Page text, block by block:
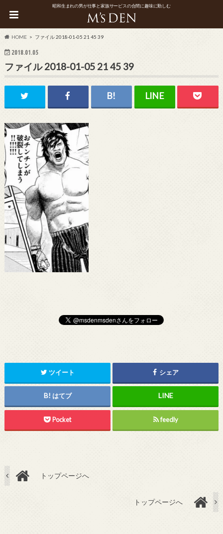
昭和生まれの男が仕事と家族サービスの合間に趣味に勤しむ
HOME ファイル 2018-01-05 21 45 39
2018.01.05
ファイル 2018-01-05 21 45 39
ツイート シェア
はてブ
Pocket feedly
トップページへ
トップページへ